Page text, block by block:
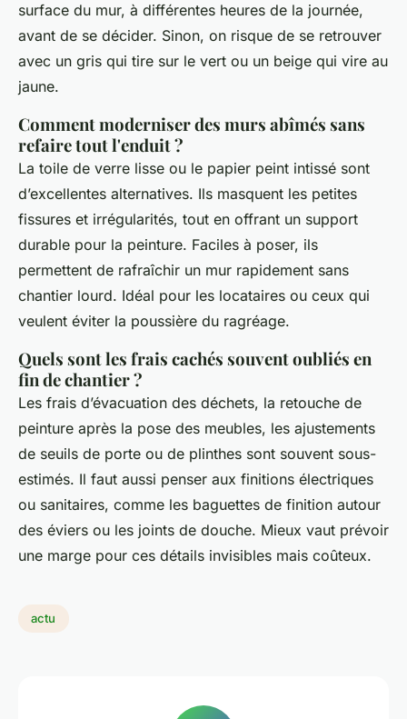
surface du mur, à différentes heures de la journée,
avant de se décider. Sinon, on risque de se retrouver
avec un gris qui tire sur le vert ou un beige qui vire au
jaune.
Comment moderniser des murs abîmés sans
refaire tout l'enduit ?
La toile de verre lisse ou le papier peint intissé sont
d’excellentes alternatives. Ils masquent les petites
fissures et irrégularités, tout en offrant un support
durable pour la peinture. Faciles à poser, ils
permettent de rafraîchir un mur rapidement sans
chantier lourd. Idéal pour les locataires ou ceux qui
veulent éviter la poussière du ragréage.
Quels sont les frais cachés souvent oubliés en
fin de chantier ?
Les frais d’évacuation des déchets, la retouche de
peinture après la pose des meubles, les ajustements
de seuils de porte ou de plinthes sont souvent sous-
estimés. Il faut aussi penser aux finitions électriques
ou sanitaires, comme les baguettes de finition autour
des éviers ou les joints de douche. Mieux vaut prévoir
une marge pour ces détails invisibles mais coûteux.
actu